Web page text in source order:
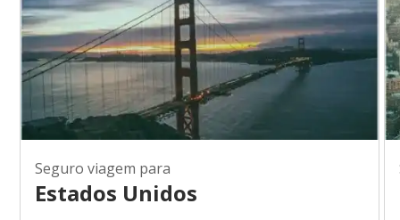
Seguro viagem para
Estados Unidos